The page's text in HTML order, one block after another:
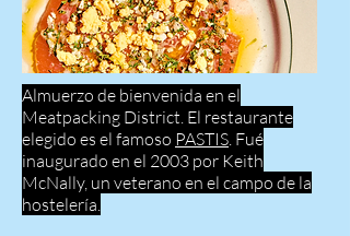
Almuerzo de bienvenida en el
Meatpacking District. El restaurante
elegido es el famoso PASTIS. Fué
inaugurado en el 2003 por Keith
McNally, un veterano en el campo de la
hostelería.